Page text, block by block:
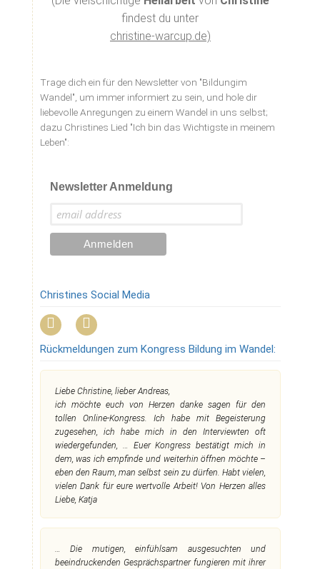
kann.
findest du unter
christine-warcup.de)
Trage dich ein für den Newsletter von "Bildungim
Wandel", um immer informiert zu sein, und hole dir
liebevolle Anregungen zu einem Wandel in uns selbst;
dazu Christines Lied "Ich bin das Wichtigste in meinem
Leben":
Newsletter Anmeldung
Christines Social Media
Rückmeldungen zum Kongress Bildung im Wandel:
Liebe Christine, lieber Andreas,
ich möchte euch von Herzen danke sagen für den
tollen Online-Kongress. Ich habe mit Begeisterung
zugesehen, ich habe mich in den Interviewten oft
wiedergefunden, … Euer Kongress bestätigt mich in
dem, was ich empfinde und weiterhin öffnen möchte –
eben den Raum, man selbst sein zu dürfen. Habt vielen,
vielen Dank für eure wertvolle Arbeit! Von Herzen alles
Liebe, Katja
… Die mutigen, einfühlsam ausgesuchten und
beeindruckenden Gesprächspartner fungieren mit ihrer